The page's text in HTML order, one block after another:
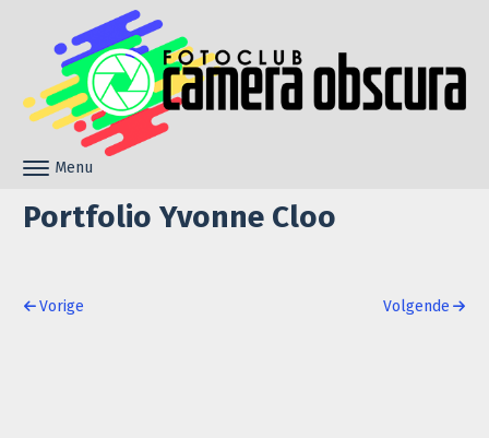
Skip to content
Toggle navigation
Menu
Portfolio Yvonne Cloo
Post navigation
Vorige Volgende